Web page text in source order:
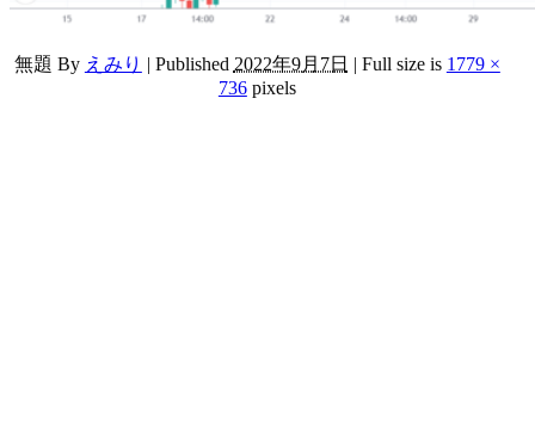
無題 By えみり | Published 2022年9月7日 | Full size is 1779 ×
736pixels